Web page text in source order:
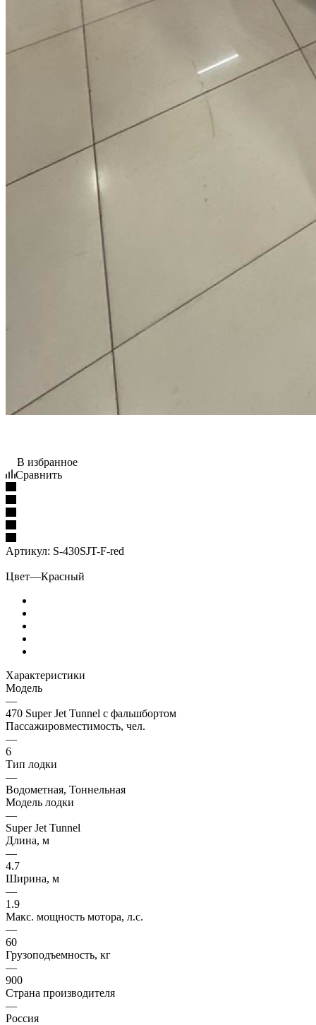
В избранное
Сравнить
Артикул: S-430SJT-F-red
Цвет—Красный
Характеристики
Модель
—
470 Super Jet Tunnel с фальшбортом
Пассажировместимость, чел.
—
6
Тип лодки
—
Водометная, Тоннельная
Модель лодки
—
Super Jet Tunnel
Длина, м
—
4.7
Ширина, м
—
1.9
Макс. мощность мотора, л.с.
—
60
Грузоподъемность, кг
—
900
Страна производителя
—
Россия